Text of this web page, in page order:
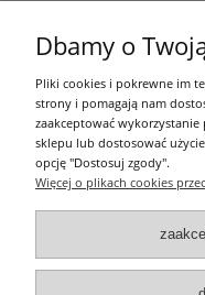
Dbamy o
Pliki cookies i pokrewne im
strony i pomagają nam
zaakceptować
sklepu lub dostosować
opcję "Dostosuj zgody".
Więcej o plikach cookies